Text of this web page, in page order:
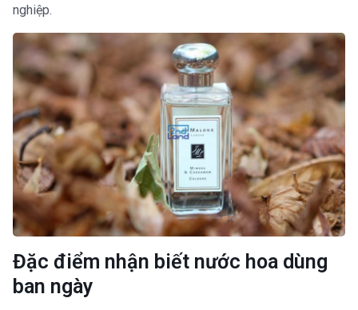
nghiệp.
Đặc điểm nhận biết nước hoa dùng
ban ngày